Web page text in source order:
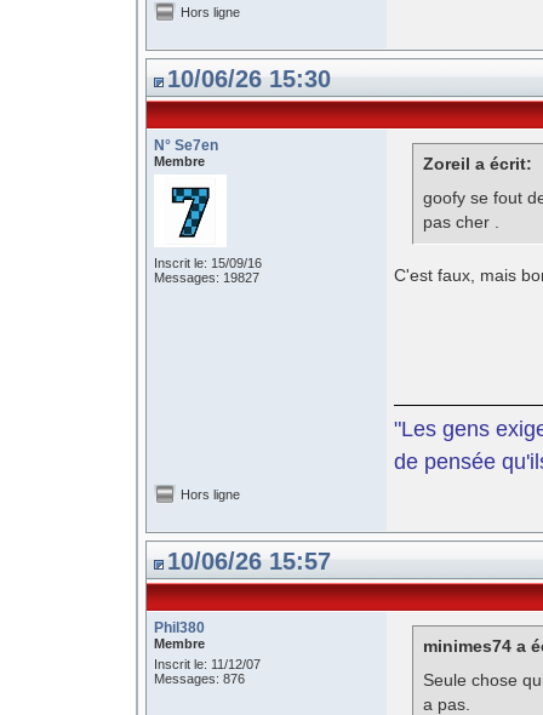
Hors ligne
10/06/26 15:30
N° Se7en
Membre
Inscrit le: 15/09/16
Messages: 19827
Zoreil a écrit:
goofy se fout
pas cher .
C'est faux, mais
"Les gens
de pensée
Hors ligne
10/06/26 15:57
Phil380
Membre
Inscrit le: 11/12/07
Messages: 876
minimes74 a
Seule chose
a pas.